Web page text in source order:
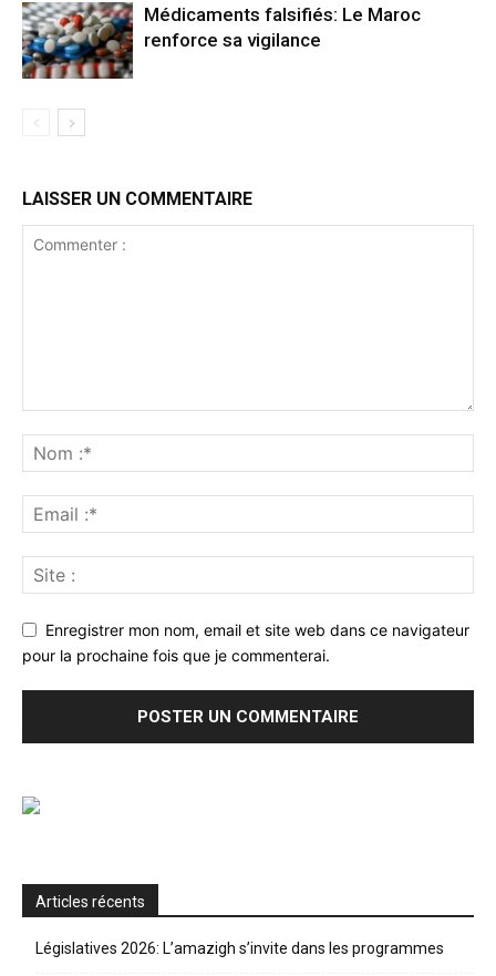
Médicaments falsifiés: Le Maroc
renforce sa vigilance
LAISSER UN COMMENTAIRE
Enregistrer mon nom, email et site web dans ce navigateur
pour la prochaine fois que je commenterai.
Articles récents
Législatives 2026: L’amazigh s’invite dans les programmes